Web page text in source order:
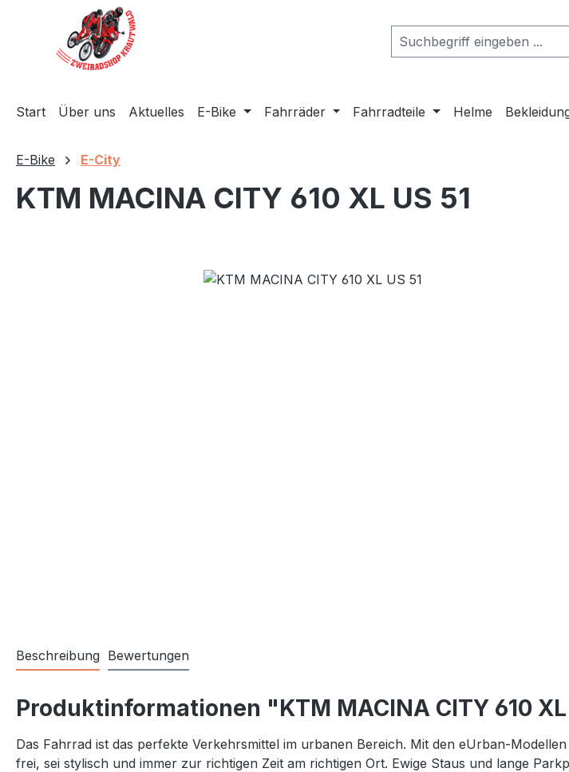
Hauptinhalt springen
Zur Suche springen
Zur Hauptnavigation springen
Start Über uns Aktuelles E-Bike Fahrräder Fahrradteile Helme
E-Bike E-City
KTM MACINA CITY 610 XL US 51
Beschreibung Bewertungen
Produktinformationen "KTM MACINA CITY 610 XL
Das Fahrrad ist das perfekte Verkehrsmittel im urbanen Bereich. Mit den eUrban-
frei, sei stylisch und immer zur richtigen Zeit am richtigen Ort. Ewige Staus und lange